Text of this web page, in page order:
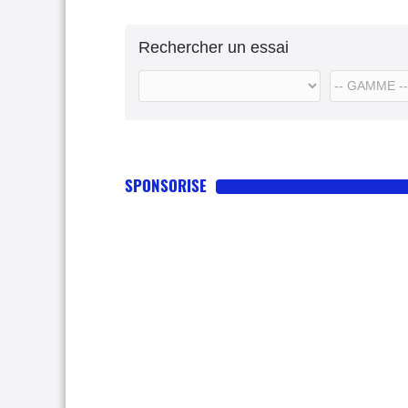
Rechercher un essai
SPONSORISE